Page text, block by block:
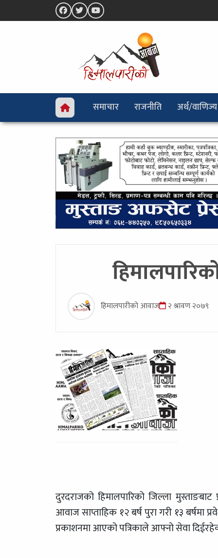
समाचार राजनीति अर्थ/वाणिज्य
हिमालपारीको आवाज २ श्रावण २०७९
दुरदराजको हिमालपारिको जिल्ला
आवाज साप्ताहिक १२ बर्ष पुरा गरी १३
प्रकाशनमा आएको पत्रिकाले आफ्नो सेवा